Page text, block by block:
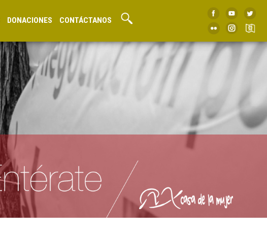
DONACIONES CONTÁCTANOS